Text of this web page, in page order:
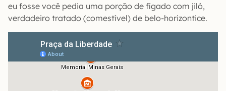
eu fosse você pedia uma porção de fígado com jiló,
verdadeiro tratado (comestível) de belo-horizontice.